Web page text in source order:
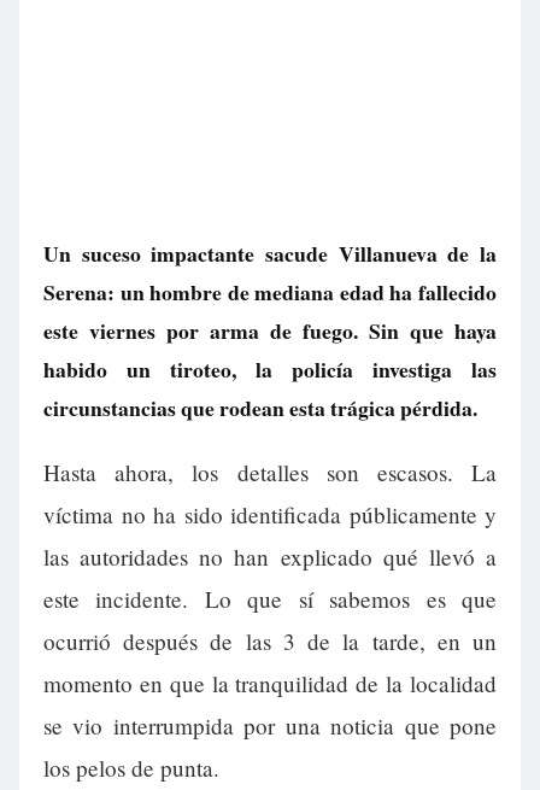
Un suceso impactante sacude Villanueva de la
Serena: un hombre de mediana edad ha fallecido
este viernes por arma de fuego. Sin que haya
habido un tiroteo, la policía investiga las
circunstancias que rodean esta trágica pérdida.
Hasta ahora, los detalles son escasos. La
víctima no ha sido identificada públicamente y
las autoridades no han explicado qué llevó a
este incidente. Lo que sí sabemos es que
ocurrió después de las 3 de la tarde, en un
momento en que la tranquilidad de la localidad
se vio interrumpida por una noticia que pone
los pelos de punta.